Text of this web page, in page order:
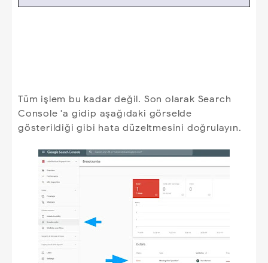
Tüm işlem bu kadar değil. Son olarak Search
Console 'a gidip aşağıdaki görselde
gösterildiği gibi hata düzeltmesini doğrulayın.